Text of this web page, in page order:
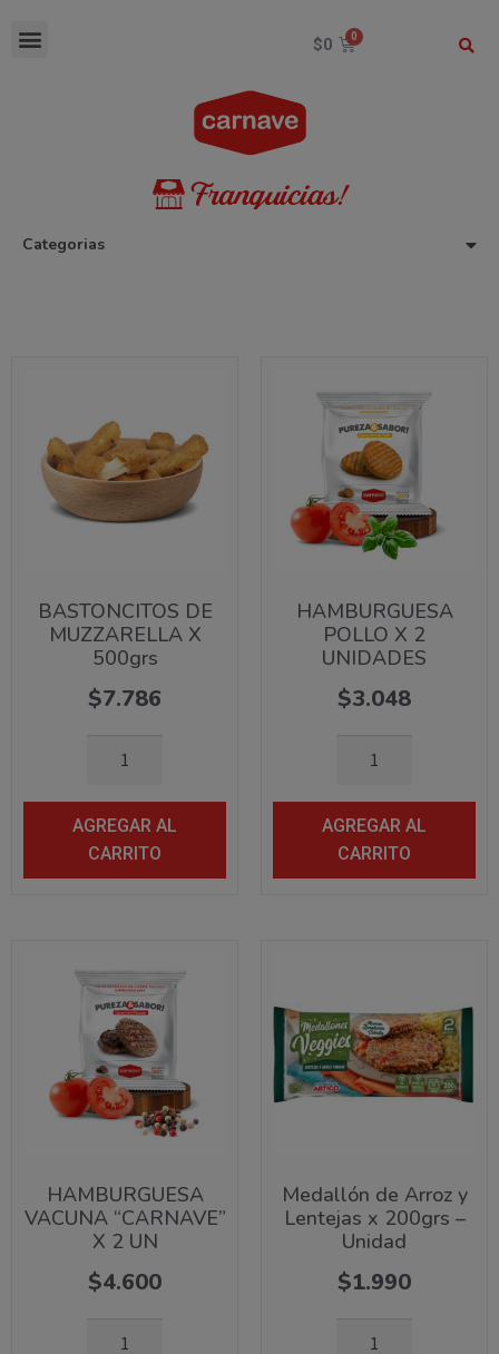
$0
Categorias
BASTONCITOS DE
MUZZARELLA X
500grs
$7.786
AGREGAR AL
CARRITO
HAMBURGUESA
POLLO X 2
UNIDADES
$3.048
AGREGAR AL
CARRITO
HAMBURGUESA
VACUNA “CARNAVE”
X 2 UN
$4.600
Medallón de Arroz y
Lentejas x 200grs –
Unidad
$1.990